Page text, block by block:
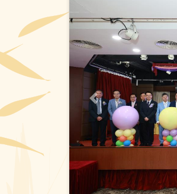
上一頁